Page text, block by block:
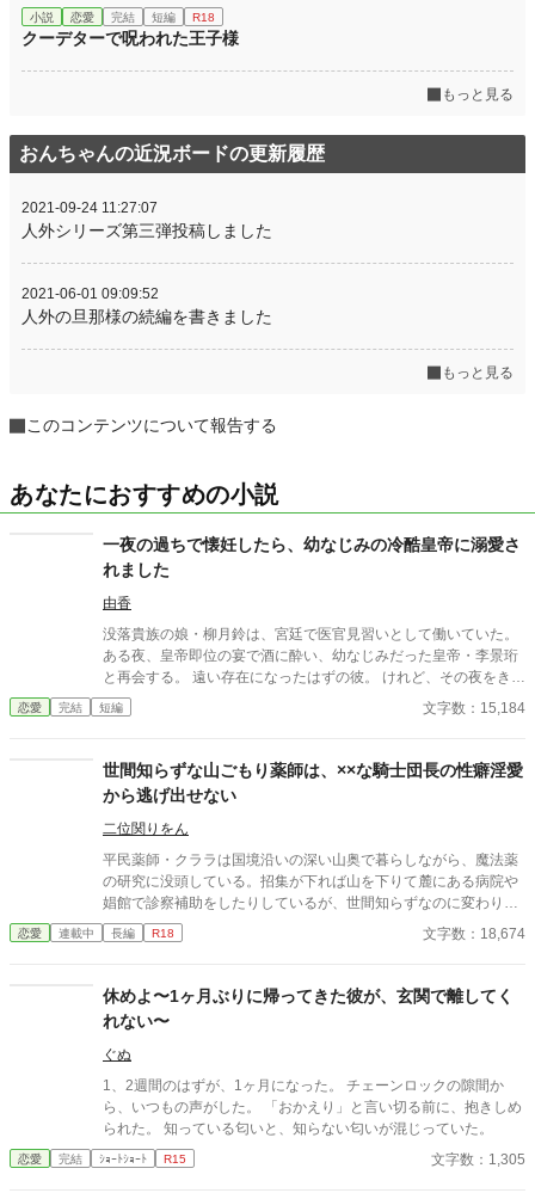
小説 恋愛 完結 短編 R18
クーデターで呪われた王子様
もっと見る
おんちゃんの近況ボードの更新履歴
2021-09-24 11:27:07
人外シリーズ第三弾投稿しました
2021-06-01 09:09:52
人外の旦那様の続編を書きました
もっと見る
このコンテンツについて報告する
あなたにおすすめの小説
一夜の過ちで懐妊したら、幼なじみの冷酷皇帝に溺愛さ
れました
由香
没落貴族の娘・柳月鈴は、宮廷で医官見習いとして働いていた。
ある夜、皇帝即位の宴で酒に酔い、幼なじみだった皇帝・李景珩
と再会する。 遠い存在になったはずの彼。 けれど、その夜をきっ
かけに月鈴の運命は大きく動き出す。 冷酷と恐れられる皇帝が、
なぜか彼女だけには甘すぎて――。
恋愛 完結 短編 文字数：15,184
世間知らずな山ごもり薬師は、××な騎士団長の性癖淫愛
から逃げ出せない
二位関りをん
平民薬師・クララは国境沿いの深い山奥で暮らしながら、魔法薬
の研究に没頭している。招集が下れば山を下りて麓にある病院や
娼館で診察補助をしたりしているが、世間知らずなのに変わりは
ない。 ある日、山の中で倒れている男性を発見。彼はなんと騎士
団長・レイルドで女嫌いの噂を持つ人物だった。 当然女嫌いの噂
が、レイルドには隠している秘密……性癖があった。 ――君の××
××、触らせてもらえないだろうか？
恋愛 連載中 長編 R18 文字数：18,674
休めよ〜1ヶ月ぶりに帰ってきた彼が、玄関で離してく
れない〜
ぐぬ
1、2週間のはずが、1ヶ月になった。 チェーンロックの隙間か
ら、いつもの声がした。 「おかえり」と言い切る前に、抱きしめ
られた。 知っている匂いと、知らない匂いが混じっていた。
恋愛 完結 ｼｮｰﾄｼｮｰﾄ R15 文字数：1,305